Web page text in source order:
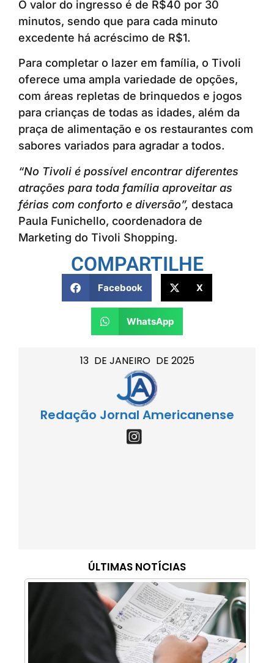
13 DE JANEIRO DE 2025
Redação Jornal Americanense
ÚLTIMAS NOTÍCIAS
O valor do ingresso é de R$40 por 30
minutos, sendo que para cada minuto
excedente há acréscimo de R$1.
Para completar o lazer em família, o Tivoli
oferece uma ampla variedade de opções,
com áreas repletas de brinquedos e jogos
para crianças de todas as idades, além da
praça de alimentação e os restaurantes com
sabores variados para agradar a todos.
“No Tivoli é possível encontrar diferentes
atrações para toda família aproveitar as
férias com conforto e diversão”, destaca
Paula Funichello, coordenadora de
Marketing do Tivoli Shopping.
COMPARTILHE
Facebook X
WhatsApp